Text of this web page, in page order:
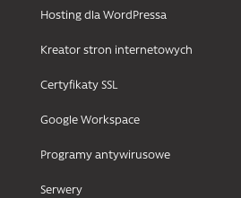
Hosting dla WordPressa
Kreator stron internetowych
Certyfikaty SSL
Google Workspace
Programy antywirusowe
Serwery